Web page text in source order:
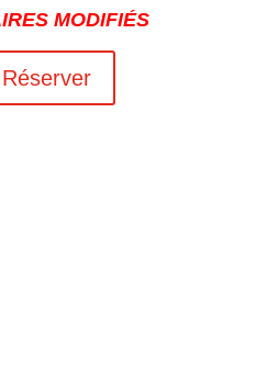
MODIFIÉS
Réserver